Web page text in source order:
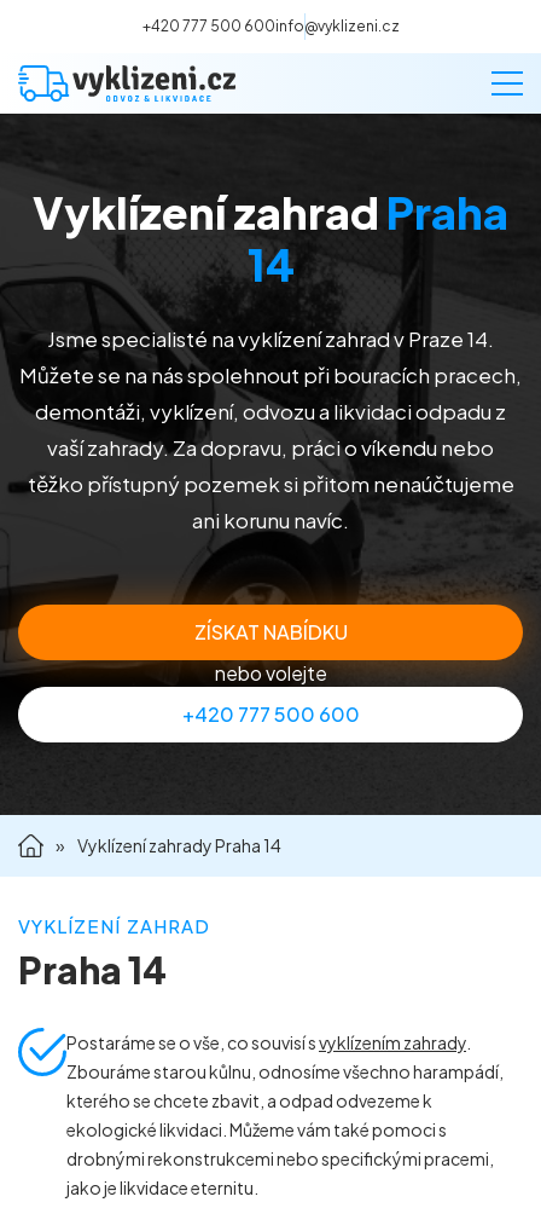
+420 777 500 600info@vyklizeni.cz
Vyklízení
Stěhování
Malování
Deratizace a dezinsekce
Úklid
Příprava nemovitostí na prodej
Vyklízení zahrad Praha
14
Jsme specialisté na vyklízení zahrad v Praze 14.
Můžete se na nás spolehnout při bouracích pracech,
demontáži, vyklízení, odvozu a likvidaci odpadu z
vaší zahrady. Za dopravu, práci o víkendu nebo
těžko přístupný pozemek si přitom nenaúčtujeme
ani korunu navíc.
ZÍSKAT NABÍDKU
nebo volejte
+420 777 500 600
» Vyklízení zahrady Praha 14
VYKLÍZENÍ ZAHRAD
Praha 14
Postaráme se o vše, co souvisí svyklízením zahrady
Zbouráme starou kůlnu, odnosíme všechno harampádí,
kterého se chcete zbavit, a odpad odvezeme k
ekologické likvidaci. Můžeme vám také pomoci s
drobnými rekonstrukcemi nebo specifickými pracemi,
jako je likvidace eternitu.